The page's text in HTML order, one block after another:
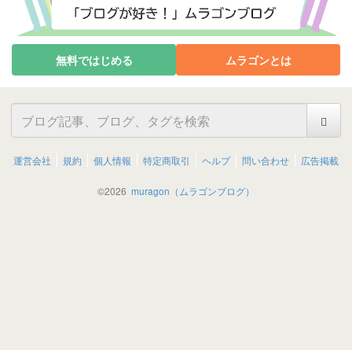
無料ではじめる ムラゴンとは
運営会社 規約 個人情報 特定商取引 ヘルプ 問い合わせ 広告掲載
©2026 muragon（ムラゴンブログ）